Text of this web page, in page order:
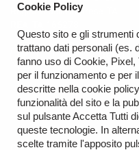
Registro delle imprese: TA
Cookie Policy
Questo sito e gli strumenti
trattano dati personali (es.
fanno uso di Cookie,
per il funzionamento e per
descritte nella cookie
funzionalità del sito e la
sul pulsante Accetta Tutti
queste tecnologie. In
scelte tramite l'apposito